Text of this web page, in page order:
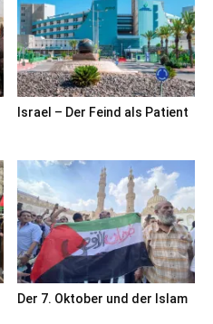
Israel – Der Feind als Patient
Der 7. Oktober und der Islam